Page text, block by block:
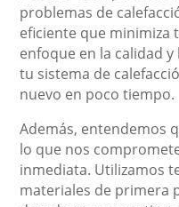
problemas de
eficiente que minimiza
enfoque en la calidad
tu sistema de
nuevo en poco tiempo.
Además, entendemos
lo que nos
inmediata. Utilizamos
materiales de primera